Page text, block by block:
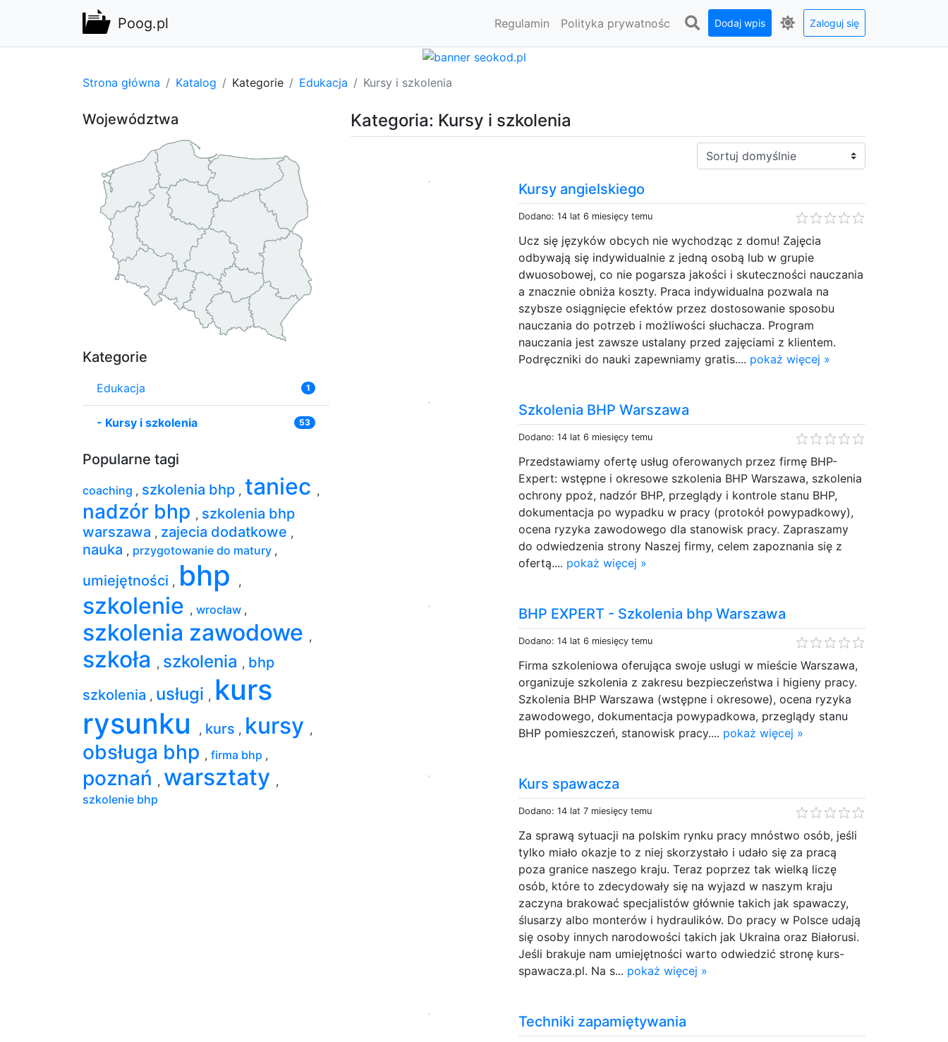
Poog.pl Regulamin Polityka prywatnośc Dodaj wpis Zaloguj się
Strona główna Katalog Kategorie Edukacja Kursy i szkolenia
Kategoria: Kursy i szkolenia
Sortuj:
Kursy angielskiego
Dodano: 14 lat 6 miesięcy temu
Ucz się języków obcych nie wychodząc z domu! Zajęcia
odbywają się indywidualnie z jedną osobą lub w grupie
dwuosobowej, co nie pogarsza jakości i skuteczności nauczania
a znacznie obniża koszty. Praca indywidualna pozwala na
szybsze osiągnięcie efektów przez dostosowanie sposobu
nauczania do potrzeb i możliwości słuchacza. Program
nauczania jest zawsze ustalany przed zajęciami z klientem.
Podręczniki do nauki zapewniamy gratis.... pokaż więcej »
Szkolenia BHP Warszawa
Dodano: 14 lat 6 miesięcy temu
Przedstawiamy ofertę usług oferowanych przez firmę BHP-
Expert: wstępne i okresowe szkolenia BHP Warszawa, szkolenia
ochrony ppoż, nadzór BHP, przeglądy i kontrole stanu BHP,
dokumentacja po wypadku w pracy (protokół powypadkowy),
ocena ryzyka zawodowego dla stanowisk pracy. Zapraszamy
do odwiedzenia strony Naszej firmy, celem zapoznania się z
ofertą.... pokaż więcej »
BHP EXPERT - Szkolenia bhp Warszawa
Dodano: 14 lat 6 miesięcy temu
Firma szkoleniowa oferująca swoje usługi w mieście Warszawa,
organizuje szkolenia z zakresu bezpieczeństwa i higieny pracy.
Szkolenia BHP Warszawa (wstępne i okresowe), ocena ryzyka
zawodowego, dokumentacja powypadkowa, przeglądy stanu
BHP pomieszczeń, stanowisk pracy.... pokaż więcej »
Kurs spawacza
Dodano: 14 lat 7 miesięcy temu
Za sprawą sytuacji na polskim rynku pracy mnóstwo osób, jeśli
tylko miało okazje to z niej skorzystało i udało się za pracą
poza granice naszego kraju. Teraz poprzez tak wielką liczę
osób, które to zdecydowały się na wyjazd w naszym kraju
zaczyna brakować specjalistów głównie takich jak spawaczy,
ślusarzy albo monterów i hydraulików. Do pracy w Polsce udają
się osoby innych narodowości takich jak Ukraina oraz Białorusi.
Jeśli brakuje nam umiejętności warto odwiedzić stronę kurs-
spawacza.pl. Na s... pokaż więcej »
Techniki zapamiętywania
Województwa
Kategorie
Edukacja 1
- Kursy i szkolenia 53
Popularne tagi
coaching , szkolenia bhp , taniec ,
nadzór bhp , szkolenia bhp
warszawa , zajecia dodatkowe ,
nauka , przygotowanie do matury ,
umiejętności , bhp ,
szkolenie , wrocław ,
szkolenia zawodowe ,
szkoła , szkolenia , bhp
szkolenia , usługi , kurs
rysunku
, kurs , kursy ,
obsługa bhp , firma bhp ,
poznań , warsztaty ,
szkolenie bhp